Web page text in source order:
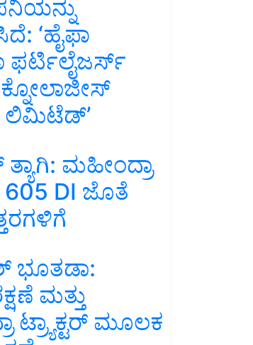
‘ಹೈಫಾ
ಲಿಮಿಟೆಡ್’
ಮಹೀಂದ್ರಾ
DI ಜೊತೆ
ಭೂತಡಾ:
ಮತ್ತು
ಟ್ರ್ಯಾಕ್ಟರ್ ಮೂಲಕ